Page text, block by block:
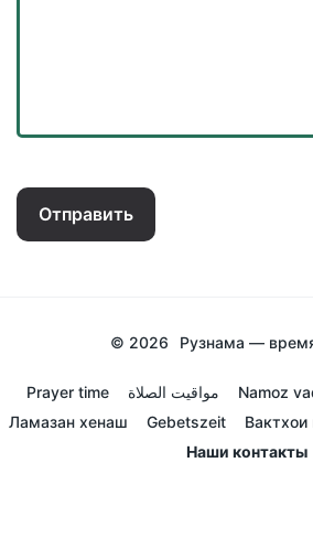
Отправить
© 2026 Рузнама —
Prayer time مواقيت الصلاة Namoz
Ламазан хенаш
Gebetszeit Вактхои
Наши контакты